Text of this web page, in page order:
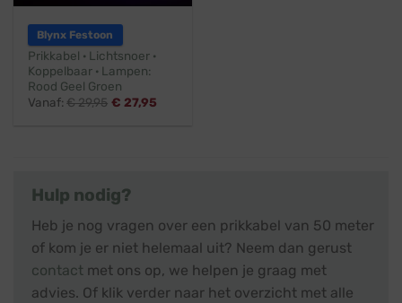
Blynx Festoon
Prikkabel · Lichtsnoer ·
Koppelbaar · Lampen:
Rood Geel Groen
Vanaf:€29,95 € 27,95
Hulp nodig?
Heb je nog vragen over een prikkabel van 50 meter
of kom je er niet helemaal uit? Neem dan gerust
contact met ons op, we helpen je graag met
advies. Of klik verder naar het overzicht met alle